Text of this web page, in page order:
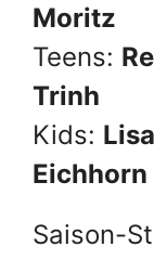
Moritz
Teens:
Trinh
Kids:
Eichhorn
Saison-